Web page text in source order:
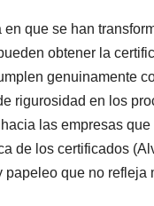
que se han
obtener la
genuinamente
rigurosidad en los
las empresas
de los certificados
que no refleja